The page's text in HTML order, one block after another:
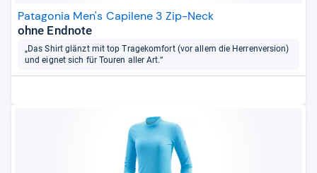
Patagonia Men's Capilene 3 Zip-Neck
ohne Endnote
„Das Shirt glänzt mit top Tragekomfort (vor allem die Herrenversion)
und eignet sich für Touren aller Art.“